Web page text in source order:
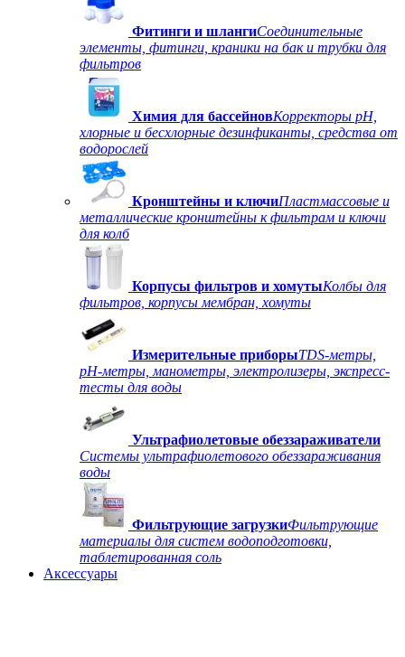
Фитинги и шлангиСоединительные
элементы, фитинги, краники на бак и трубки для
фильтров
Химия для бассейновКорректоры рН,
хлорные и бесхлорные дезинфиканты, средства от
водорослей
Кронштейны и ключиПластмассовые и
металлические кронштейны к фильтрам и ключи
для колб
Корпусы фильтров и хомутыКолбы для
фильтров, корпусы мембран, хомуты
Измерительные приборыTDS-метры,
рН-метры, манометры, электролизеры, экспресс-
тесты для воды
Ультрафиолетовые обеззараживатели
Системы ультрафиолетового обеззараживания
воды
Фильтрующие загрузкиФильтрующие
материалы для систем водоподготовки,
таблетированная соль
Аксессуары